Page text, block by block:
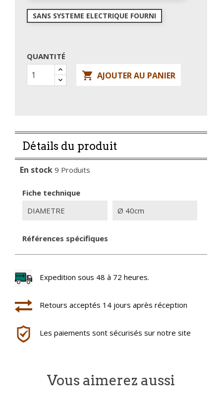
SANS SYSTEME ELECTRIQUE FOURNI
QUANTITÉ
 AJOUTER AU PANIER
Détails du produit
En stock 9 Produits
Fiche technique
DIAMETRE
Ø 40cm
Références spécifiques
Expedition sous 48 à 72 heures.
Retours acceptés 14 jours après réception
Les paiements sont sécurisés sur notre site
Vous aimerez aussi